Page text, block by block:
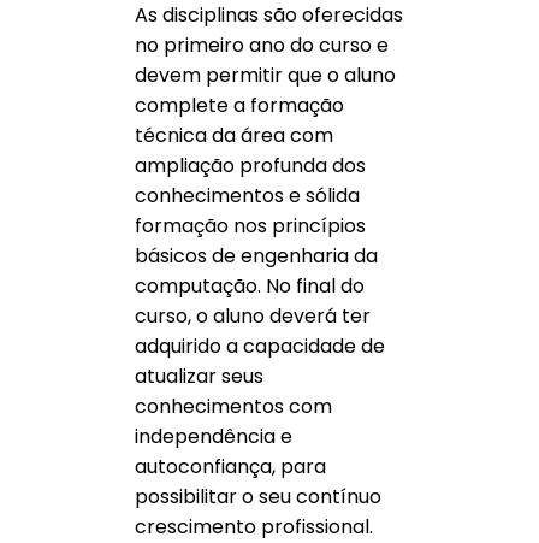
As disciplinas são oferecidas
no primeiro ano do curso e
devem permitir que o aluno
complete a formação
técnica da área com
ampliação profunda dos
conhecimentos e sólida
formação nos princípios
básicos de engenharia da
computação. No final do
curso, o aluno deverá ter
adquirido a capacidade de
atualizar seus
conhecimentos com
independência e
autoconfiança, para
possibilitar o seu contínuo
crescimento profissional.